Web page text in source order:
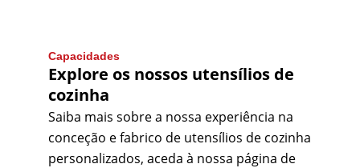
Capacidades
Explore os nossos utensílios de
cozinha
Saiba mais sobre a nossa experiência na
conceção e fabrico de utensílios de cozinha
personalizados, aceda à nossa página de